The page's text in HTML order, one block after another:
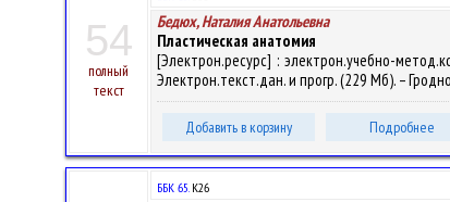
54
полный
текст
Бедюх, Наталия Анатольевна
Пластическая анатомия
[Электрон.ресурс] : электрон.учебно-
Электрон.текст.дан. и прогр. (229 Мб). –
Добавить в корзину Подробнее
ББК 65.К26